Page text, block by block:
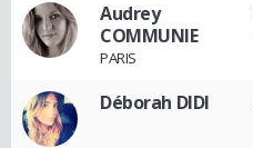
Audrey
COMMUNIE
PARIS
Déborah DIDI